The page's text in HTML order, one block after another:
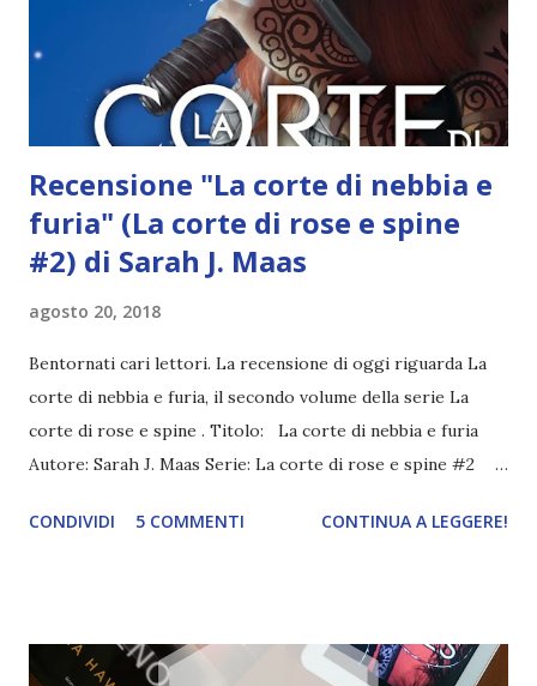
raccontare con sincerità e realtà, il duro percorso che una
donna deve affrontare per ricostruire una vita in pezzi con
coraggio e tenacia, prendendo in mano le redin...
Recensione "La corte di nebbia e
furia" (La corte di rose e spine
#2) di Sarah J. Maas
agosto 20, 2018
Bentornati cari lettori. La recensione di oggi riguarda La
corte di nebbia e furia, il secondo volume della serie La
corte di rose e spine . Titolo: La corte di nebbia e furia
Autore: Sarah J. Maas Serie: La corte di rose e spine #2
sottratta al giogo di Amarantha e averla sconfitta, Feyre
che è stata costretta a commettere per liberare se stessa e
CONDIVIDI 5 COMMENTI CONTINUA A LEGGERE!